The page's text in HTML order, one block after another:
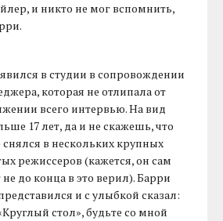
и никто не мог вспомнить,
в студии в сопровождении
которая не отлипала от
всего интервью. На вид
17 лет, да и не скажешь, что
снялся в нескольких крупных
режиссеров (кажется, он сам
до конца в это верил). Барри
и с улыбкой сказал:
стол», будьте со мной